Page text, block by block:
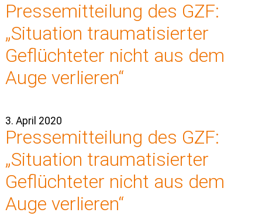
content
Pressemitteilung des GZF:
„Situation traumatisierter
Geflüchteter nicht aus dem
Auge verlieren“
3. April 2020
Pressemitteilung des GZF:
„Situation traumatisierter
Geflüchteter nicht aus dem
Auge verlieren“